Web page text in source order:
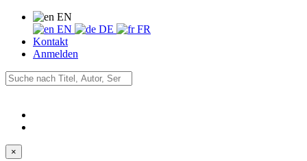
EN
EN
DE
FR
Kontakt
Anmelden
×